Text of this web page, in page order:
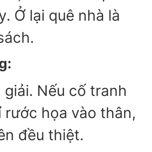
Ở lại quê nhà là
giải. Nếu cố tranh
rước họa vào thân,
đều thiệt.